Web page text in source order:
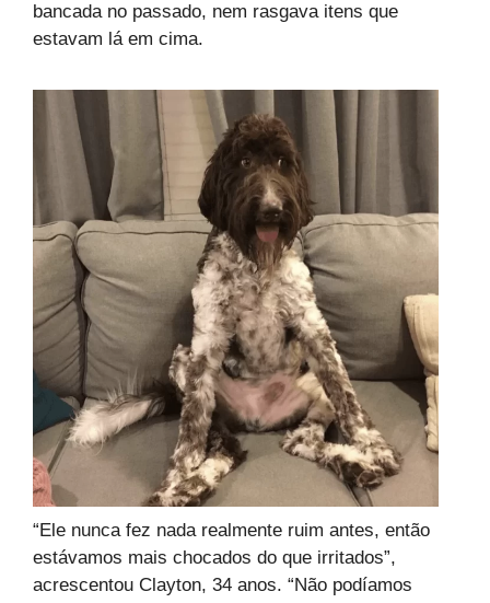
bancada no passado, nem rasgava itens que
estavam lá em cima.
“Ele nunca fez nada realmente ruim antes, então
estávamos mais chocados do que irritados”,
acrescentou Clayton, 34 anos. “Não podíamos